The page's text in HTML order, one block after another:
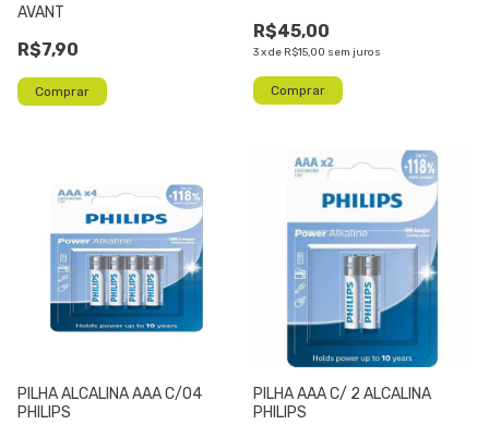
AVANT
R$7,90
R$45,00
3xde R$15,00 sem juros
PILHA ALCALINA AAA C/04
PHILIPS
PILHA AAA C/ 2 ALCALINA
PHILIPS